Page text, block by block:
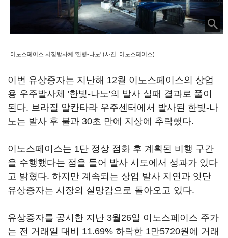
이노스페이스 시험발사체 '한빛-나노' (사진=이노스페이스)
이번 유상증자는 지난해 12월 이노스페이스의 상업
용 우주발사체 '한빛-나노'의 발사 실패 결과로 풀이
된다. 브라질 알칸타라 우주센터에서 발사된 한빛-나
노는 발사 후 불과 30초 만에 지상에 추락했다.
이노스페이스는 1단 정상 점화 후 계획된 비행 구간
을 수행했다는 점을 들어 발사 시도에서 성과가 있다
고 밝혔다. 하지만 계속되는 상업 발사 지연과 잇단
유상증자는 시장의 실망감으로 돌아오고 있다.
유상증자를 공시한 지난 3월26일 이노스페이스 주가
는 전 거래일 대비 11.69% 하락한 1만5720원에 거래